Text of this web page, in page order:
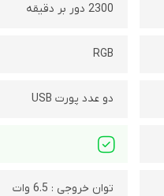
2300 دور بر دقیقه
RGB
دو عدد پورت USB
توان خروجی : 6.5 وات